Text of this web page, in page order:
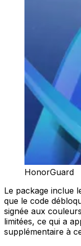
HonorGuard
Le package inclue
que le code
signée aux
limitées, ce qui a
supplémentaire à